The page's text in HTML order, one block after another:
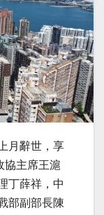
月辭世，享
協主席王滬
丁薛祥，中
部副部長陳